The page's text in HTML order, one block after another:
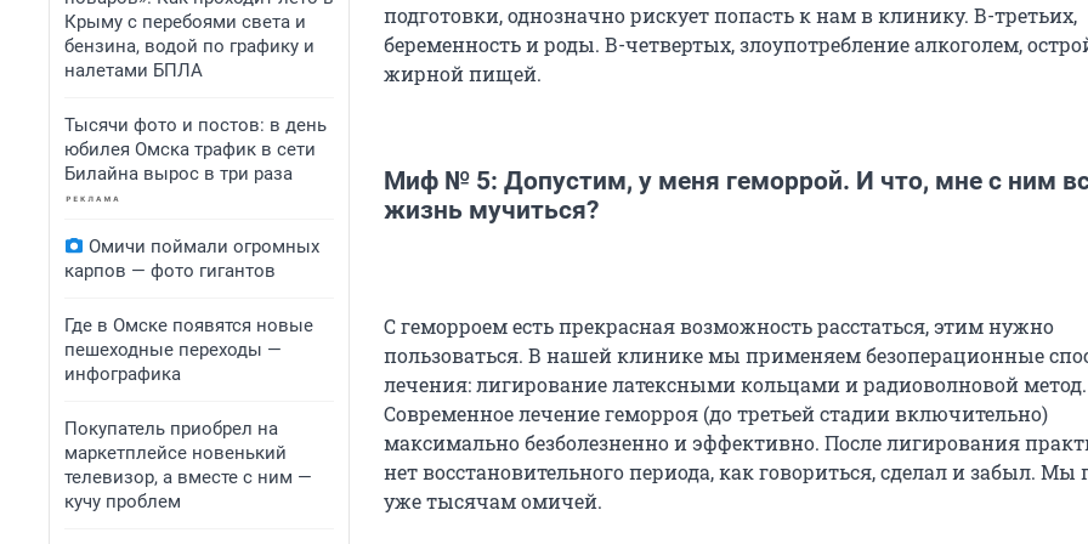
Крыму с перебоями света и
бензина, водой по графику и
налетами БПЛА
Тысячи фото и постов: в день
юбилея Омска трафик в сети
Билайна вырос в три раза
Омичи поймали огромных
карпов — фото гигантов
Где в Омске появятся новые
пешеходные переходы —
инфографика
Покупатель приобрел на
маркетплейсе новенький
телевизор, а вместе с ним —
кучу проблем
подготовки, однозначно рискует попасть к нам в клинику. В-третьих,
беременность и роды. В-четвертых, злоупотребление алкоголем,
жирной пищей.
Миф № 5: Допустим, у меня геморрой. И что, мне с ним
жизнь мучиться?
С геморроем есть прекрасная возможность расстаться, этим нужно
пользоваться. В нашей клинике мы применяем безоперационные
лечения: лигирование латексными кольцами и радиоволновой метод.
Современное лечение геморроя (до третьей стадии включительно)
максимально безболезненно и эффективно. После лигирования
нет восстановительного периода, как говориться, сделал и забыл. Мы
уже тысячам омичей.